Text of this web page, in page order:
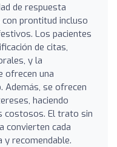
de respuesta
prontitud incluso
Los pacientes
de citas,
y la
ofrecen una
Además, se ofrecen
haciendo
costosos. El trato sin
convierten cada
y recomendable.